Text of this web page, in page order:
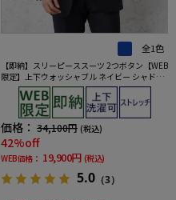
全1色
【即納】スリーピーススーツ 2つボタン【WEB
限定】上下ウォッシャブル ネイビー シャドウ
ストライプ 3シーズン対応
価格： 34,100円 (税込)
42%off
WEB価格： 19,900円 (税込)
5.0 （3）